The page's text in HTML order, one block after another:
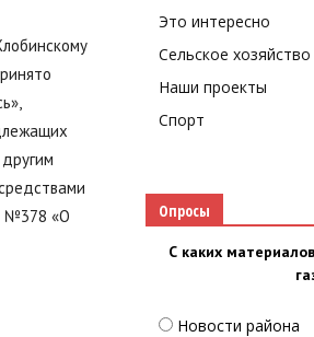
№378 «О
Это интересно
Сельское хозяйство
Наши проекты
Спорт
Опросы
С каких
Новости района